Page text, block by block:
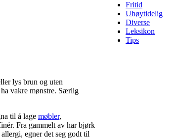
lys brun og uten
vakre mønstre. Særlig
til å lage møbler,
Fra gammelt av har bjørk
egner det seg godt til
Fritid
Uhøytidelig
Diverse
Leksikon
Tips